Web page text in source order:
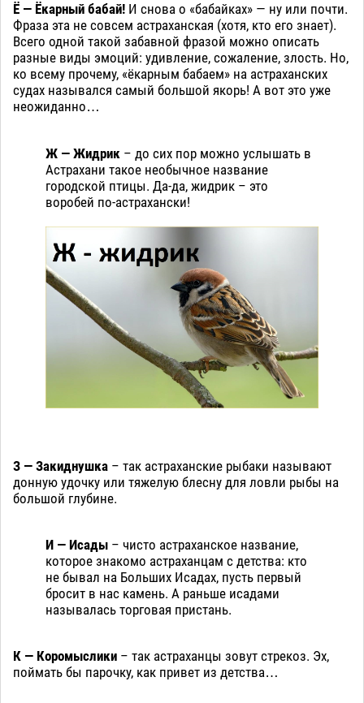
Ё — Ёкарный бабай! И снова о «бабайках» — ну или почти.
Фраза эта не совсем астраханская (хотя, кто его знает).
Всего одной такой забавной фразой можно описать
разные виды эмоций: удивление, сожаление, злость. Но,
ко всему прочему, «ёкарным бабаем» на астраханских
судах назывался самый большой якорь! А вот это уже
неожиданно…
Ж — Жидрик – до сих пор можно услышать в
Астрахани такое необычное название
городской птицы. Да-да, жидрик – это
воробей по-астрахански!
З — Закиднушка – так астраханские рыбаки называют
донную удочку или тяжелую блесну для ловли рыбы на
большой глубине.
И — Исады – чисто астраханское название,
которое знакомо астраханцам с детства: кто
не бывал на Больших Исадах, пусть первый
бросит в нас камень. А раньше исадами
называлась торговая пристань.
К — Коромыслики – так астраханцы зовут стрекоз. Эх,
поймать бы парочку, как привет из детства…